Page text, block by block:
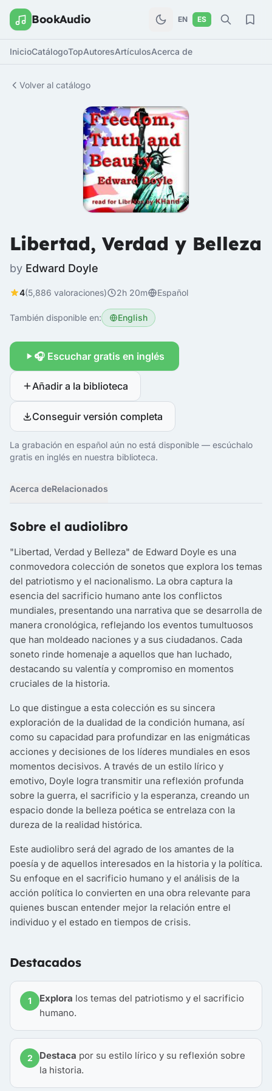
BookAudio EN ES
InicioCatálogoTopAutoresArtículosAcerca de
Volver al catálogo
Libertad, Verdad y Belleza
by Edward Doyle
4(5,886 valoraciones) 2h 20m Español
También disponible en: English
🎧 Escuchar gratis en inglés
Añadir a la biblioteca
Conseguir versión completa
La grabación en español aún no está disponible — escúchalo
gratis en inglés en nuestra biblioteca.
Acerca deRelacionados
Sobre el audiolibro
"Libertad, Verdad y Belleza" de Edward Doyle es una
conmovedora colección de sonetos que explora los temas
del patriotismo y el nacionalismo. La obra captura la
esencia del sacrificio humano ante los conflictos
mundiales, presentando una narrativa que se desarrolla de
manera cronológica, reflejando los eventos tumultuosos
que han moldeado naciones y a sus ciudadanos. Cada
soneto rinde homenaje a aquellos que han luchado,
destacando su valentía y compromiso en momentos
cruciales de la historia.
Lo que distingue a esta colección es su sincera
exploración de la dualidad de la condición humana, así
como su capacidad para profundizar en las enigmáticas
acciones y decisiones de los líderes mundiales en esos
momentos decisivos. A través de un estilo lírico y
emotivo, Doyle logra transmitir una reflexión profunda
sobre la guerra, el sacrificio y la esperanza, creando un
espacio donde la belleza poética se entrelaza con la
dureza de la realidad histórica.
Este audiolibro será del agrado de los amantes de la
poesía y de aquellos interesados en la historia y la política.
Su enfoque en el sacrificio humano y el análisis de la
acción política lo convierten en una obra relevante para
quienes buscan entender mejor la relación entre el
individuo y el estado en tiempos de crisis.
Destacados
1 Explora los temas del patriotismo y el sacrificio
humano.
2 Destaca por su estilo lírico y su reflexión sobre
la historia.